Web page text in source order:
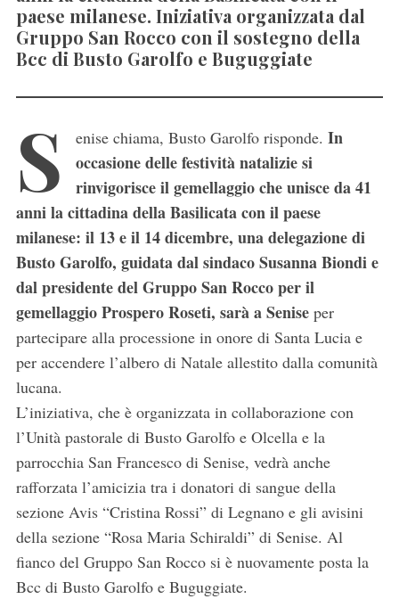
paese milanese. Iniziativa organizzata dal
Gruppo San Rocco con il sostegno della
Bcc di Busto Garolfo e Buguggiate
S enise chiama, Busto Garolfo risponde. In
occasione delle festività natalizie si
rinvigorisce il gemellaggio che unisce da 41
anni la cittadina della Basilicata con il paese
milanese: il 13 e il 14 dicembre, una delegazione di
Busto Garolfo, guidata dal sindaco Susanna Biondi e
dal presidente del Gruppo San Rocco per il
gemellaggio Prospero Roseti, sarà a Seniseper
partecipare alla processione in onore di Santa Lucia e
per accendere l’albero di Natale allestito dalla comunità
lucana.
L’iniziativa, che è organizzata in collaborazione con
l’Unità pastorale di Busto Garolfo e Olcella e la
parrocchia San Francesco di Senise, vedrà anche
rafforzata l’amicizia tra i donatori di sangue della
sezione Avis “Cristina Rossi” di Legnano e gli avisini
della sezione “Rosa Maria Schiraldi” di Senise. Al
fianco del Gruppo San Rocco si è nuovamente posta la
Bcc di Busto Garolfo e Buguggiate.